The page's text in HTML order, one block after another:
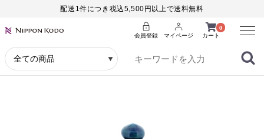
配送1件につき税込5,500円以上で送料無料
0
カート
会員登録 マイページ
Menu